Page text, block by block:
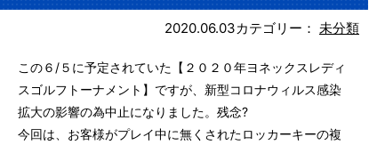
2020.06.03カテゴリー： 未分類
この６/５に予定されていた【２０２０年ヨネックスレディ
スゴルフトーナメント】ですが、新型コロナウィルス感染
拡大の影響の為中止になりました。残念?
今回は、お客様がプレイ中に無くされたロッカーキーの複